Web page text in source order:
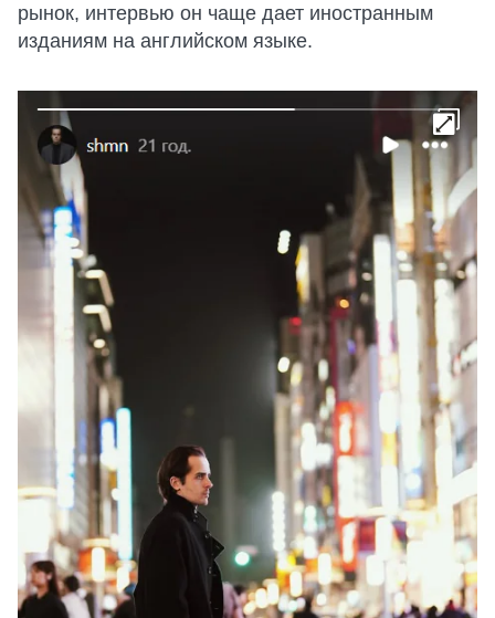
рынок, интервью он чаще дает иностранным
изданиям на английском языке.